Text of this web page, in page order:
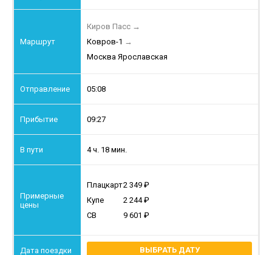
Киров Пасс →
Ковров-1 →
Москва Ярославская
05:08
09:27
4 ч. 18 мин.
Плацкарт2 349
Купе
2 244
СВ
9 601
ВЫБРАТЬ ДАТУ